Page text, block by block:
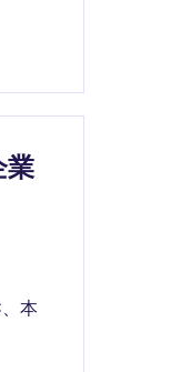
業
本